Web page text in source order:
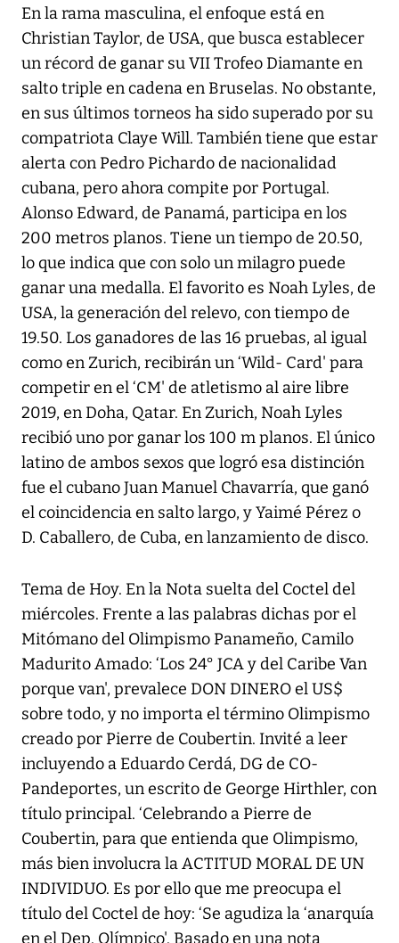
En la rama masculina, el enfoque está en
Christian Taylor, de USA, que busca establecer
un récord de ganar su VII Trofeo Diamante en
salto triple en cadena en Bruselas. No obstante,
en sus últimos torneos ha sido superado por su
compatriota Claye Will. También tiene que estar
alerta con Pedro Pichardo de nacionalidad
cubana, pero ahora compite por Portugal.
Alonso Edward, de Panamá, participa en los
200 metros planos. Tiene un tiempo de 20.50,
lo que indica que con solo un milagro puede
ganar una medalla. El favorito es Noah Lyles, de
USA, la generación del relevo, con tiempo de
19.50. Los ganadores de las 16 pruebas, al igual
como en Zurich, recibirán un ‘Wild- Card' para
competir en el ‘CM' de atletismo al aire libre
2019, en Doha, Qatar. En Zurich, Noah Lyles
recibió uno por ganar los 100 m planos. El único
latino de ambos sexos que logró esa distinción
fue el cubano Juan Manuel Chavarría, que ganó
el coincidencia en salto largo, y Yaimé Pérez o
D. Caballero, de Cuba, en lanzamiento de disco.
Tema de Hoy. En la Nota suelta del Coctel del
miércoles. Frente a las palabras dichas por el
Mitómano del Olimpismo Panameño, Camilo
Madurito Amado: ‘Los 24° JCA y del Caribe Van
porque van', prevalece DON DINERO el US$
sobre todo, y no importa el término Olimpismo
creado por Pierre de Coubertin. Invité a leer
incluyendo a Eduardo Cerdá, DG de CO-
Pandeportes, un escrito de George Hirthler, con
título principal. ‘Celebrando a Pierre de
Coubertin, para que entienda que Olimpismo,
más bien involucra la ACTITUD MORAL DE UN
INDIVIDUO. Es por ello que me preocupa el
título del Coctel de hoy: ‘Se agudiza la ‘anarquía
en el Dep. Olímpico'. Basado en una nota